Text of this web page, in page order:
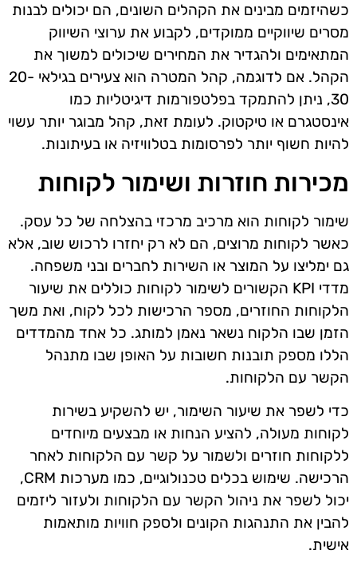
כשהיזמים מבינים את הקהלים השונים, הם יכולים לבנות
מסרים שיווקיים ממוקדים, לקבוע את ערוצי השיווק
המתאימים ולהגדיר את המחירים שיכולים למשוך את
הקהל. אם לדוגמה, קהל המטרה הוא צעירים בגילאי 20-
30, ניתן להתמקד בפלטפורמות דיגיטליות כמו
אינסטגרם או טיקטוק. לעומת זאת, קהל מבוגר יותר עשוי
להיות חשוף יותר לפרסומות בטלוויזיה או בעיתונות.
מכירות חוזרות ושימור לקוחות
שימור לקוחות הוא מרכיב מרכזי בהצלחה של כל עסק.
כאשר לקוחות מרוצים, הם לא רק יחזרו לרכוש שוב, אלא
גם ימליצו על המוצר או השירות לחברים ובני משפחה.
מדדי KPI הקשורים לשימור לקוחות כוללים את שיעור
הלקוחות החוזרים, מספר הרכישות לכל לקוח, ואת משך
הזמן שבו הלקוח נשאר נאמן למותג. כל אחד מהמדדים
הללו מספק תובנות חשובות על האופן שבו מתנהל
הקשר עם הלקוחות.
כדי לשפר את שיעור השימור, יש להשקיע בשירות
לקוחות מעולה, להציע הנחות או מבצעים מיוחדים
ללקוחות חוזרים ולשמור על קשר עם הלקוחות לאחר
הרכישה. שימוש בכלים טכנולוגיים, כמו מערכות CRM,
יכול לשפר את ניהול הקשר עם הלקוחות ולעזור ליזמים
להבין את התנהגות הקונים ולספק חוויות מותאמות
אישית.